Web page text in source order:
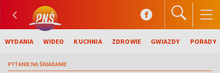
WYDANIA WIDEO KUCHNIA ZDROWIE GWIAZDY PORADY
PYTANIE NA ŚNIADANIE